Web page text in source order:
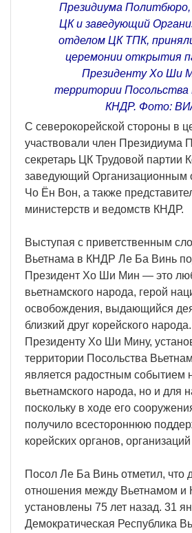
Президиума Политбюро,
ЦК и заведующий
отделом ЦК ТПК,
церемонии открытия
Президенту Хо Ши
территории Посольства
КНДР. Фото:
С северокорейской стороны в
участвовали член Президиума
секретарь ЦК Трудовой партии
заведующий Организационным
Чо Ён Вон, а также
министерств и ведомств КНДР.
Выступая с приветственным
Вьетнама в КНДР Ле Ба Винь
Президент Хо Ши Мин — это
вьетнамского народа, герой
освобождения, выдающийся
близкий друг корейского
Президенту Хо Ши Мину,
территории Посольства
является радостным событием
вьетнамского народа, но и для
поскольку в ходе его
получило всестороннюю
корейских органов,
Посол Ле Ба Винь отметил, что
отношения между Вьетнамом
установлены 75 лет назад. 31
Демократическая Республика